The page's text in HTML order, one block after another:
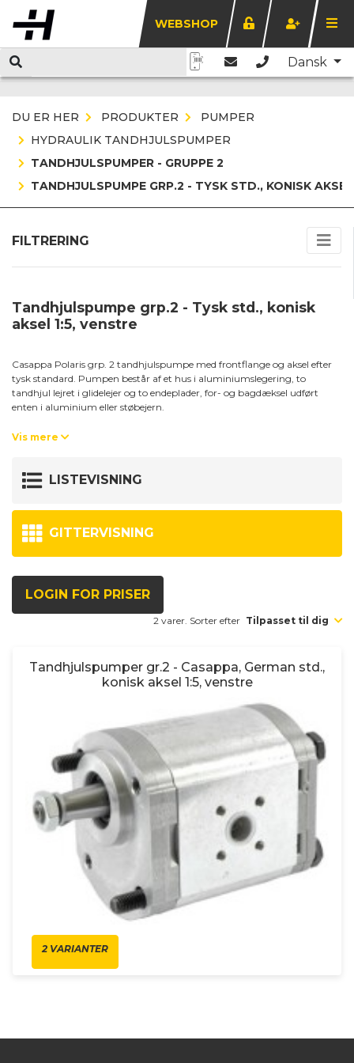
WEBSHOP
Dansk
DU ER HER PRODUKTER
PUMPER
HYDRAULIK TANDHJULSPUMPER
TANDHJULSPUMPER - GRUPPE 2
TANDHJULSPUMPE GRP.2 - TYSK STD., KONISK
FILTRERING
Tandhjulspumpe grp.2 - Tysk std., konisk
aksel 1:5, venstre
Casappa Polaris grp. 2 tandhjulspumpe med frontflange og aksel efter
tysk standard. Pumpen består af et hus i aluminiumslegering, to
tandhjul lejret i glidelejer og to endeplader, for- og bagdæksel udført
enten i aluminium eller støbejern.
Aksel: Tysk standard, 1:5 konus.
60 x 60 mm. Monteringsbolthullernes placering, set fra akselende:
Øverste venstre og nederste højre hjørne. Monteringsbolte medfølger.
Vinkelflanger skal bestilles separat.
Vis mere
LISTEVISNING
GITTERVISNING
LOGIN FOR PRISER
2 varer. Sorter efter Tilpasset til dig
Tandhjulspumper gr.2 - Casappa, German std.,
konisk aksel 1:5, venstre
2 VARIANTER